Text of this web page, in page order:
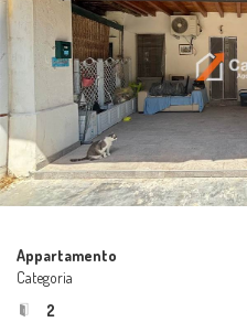
Appartamento
Categoria
2